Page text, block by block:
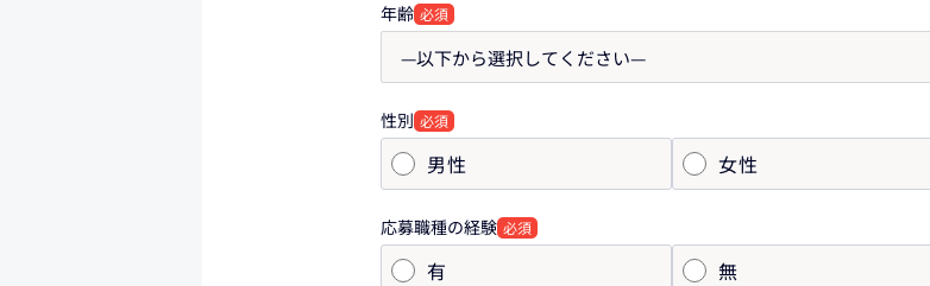
年齢 必須
性別 必須
男性 女性
応募職種の経験 必須
有 無